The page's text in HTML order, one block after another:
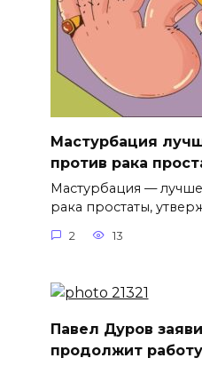
Мастурбация
против рака
Мастурбация —
рака простаты,
2 13
Павел Дуров
продолжит работу